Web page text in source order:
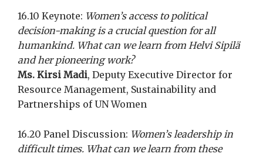
16.10 Keynote: Women’s access to political
decision-making is a crucial question for all
humankind. What can we learn from Helvi Sipilä
and her pioneering work?
Ms. Kirsi Madi, Deputy Executive Director for
Resource Management, Sustainability and
Partnerships of UN Women
16.20 Panel Discussion: Women’s leadership in
difficult times. What can we learn from these